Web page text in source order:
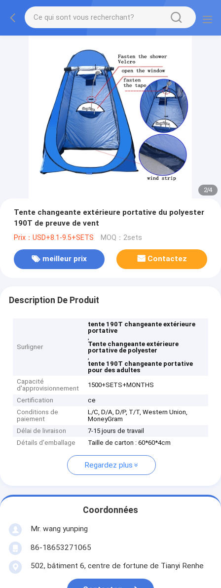
2/4
Tente changeante extérieure portative du polyester
190T de preuve de vent
Prix：USD+8.1-9.5+SETS MOQ：2sets
meilleur prix Contactez
Description De Produit
Surligner
tente 190T changeante extérieure
portative
,
Tente changeante extérieure
portative de polyester
,
tente 190T changeante portative
pour des adultes
Capacité
d'approvisionnement
1500+SETS+MONTHS
Certification
ce
Conditions de
paiement
L/C, D/A, D/P, T/T, Western Union,
MoneyGram
Délai de livraison
7-15 jours de travail
Détails d'emballage
Taille de carton : 60*60*4cm
Regardez plus
Coordonnées
Mr. wang yunping
86-18653271065
502, bâtiment 6, centre de fortune de Tianyi Renhe